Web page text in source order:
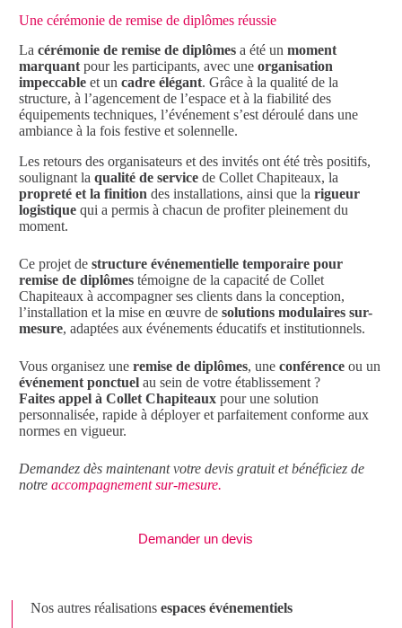
Une cérémonie de remise de diplômes réussie
La cérémonie de remise de diplômes a été un moment
marquant pour les participants, avec une organisation
impeccable et un cadre élégant. Grâce à la qualité de la
structure, à l’agencement de l’espace et à la fiabilité des
équipements techniques, l’événement s’est déroulé dans une
ambiance à la fois festive et solennelle.
Les retours des organisateurs et des invités ont été très positifs,
soulignant la qualité de service de Collet Chapiteaux, la
propreté et la finition des installations, ainsi que la rigueur
logistique qui a permis à chacun de profiter pleinement du
moment.
Ce projet de structure événementielle temporaire pour
remise de diplômes témoigne de la capacité de Collet
Chapiteaux à accompagner ses clients dans la conception,
l’installation et la mise en œuvre de solutions modulaires sur-
mesure, adaptées aux événements éducatifs et institutionnels.
Vous organisez une remise de diplômes, une conférence ou un
événement ponctuel au sein de votre établissement ?
Faites appel à Collet Chapiteaux pour une solution
personnalisée, rapide à déployer et parfaitement conforme aux
normes en vigueur.
Demandez dès maintenant votre devis gratuit et bénéficiez de
notre accompagnement sur-mesure.
Demander un devis
Nos autres réalisations espaces événementiels